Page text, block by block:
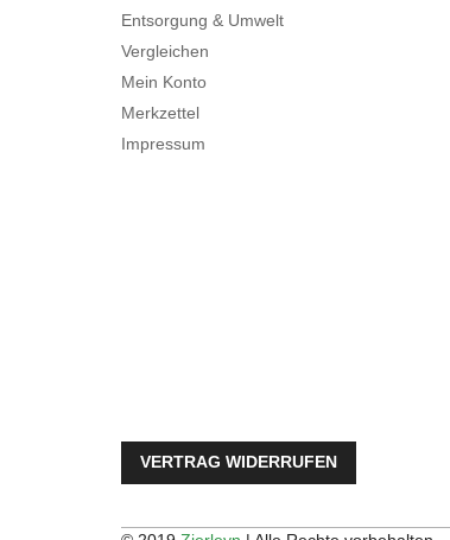
Entsorgung & Umwelt
Vergleichen
Mein Konto
Merkzettel
Impressum
VERTRAG WIDERRUFEN